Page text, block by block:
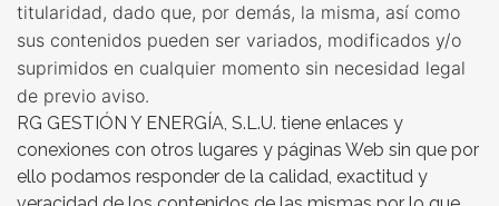
titularidad, dado que, por demás, la misma, así como
sus contenidos pueden ser variados, modificados y/o
suprimidos en cualquier momento sin necesidad legal
de previo aviso.
RG GESTIÓN Y ENERGÍA, S.L.U. tiene enlaces y
conexiones con otros lugares y páginas Web sin que por
ello podamos responder de la calidad, exactitud y